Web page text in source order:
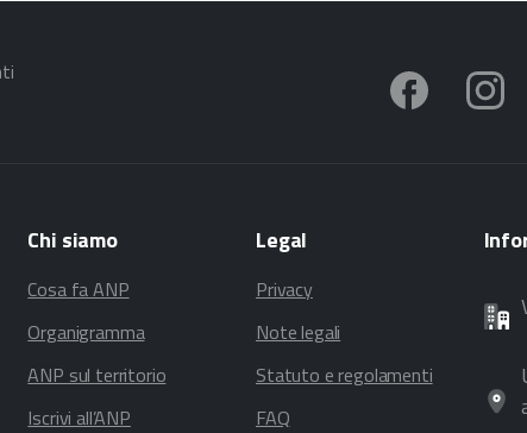
Chi siamo
Cosa fa ANP
Organigramma
ANP sul territorio
Iscrivi all’ANP
Legal
Privacy
Note legali
Statuto e regolamenti
FAQ